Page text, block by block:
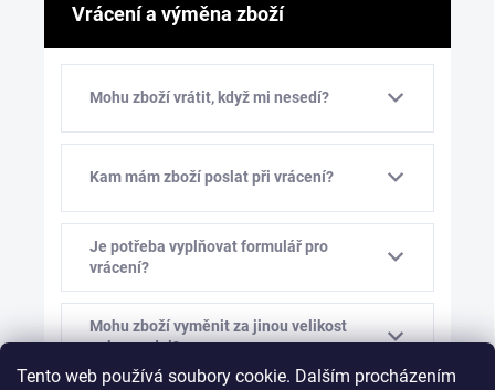
Tento web používá soubory cookie. Dalším procházením
Vrácení a výměna zboží
Mohu zboží vrátit, když mi nesedí?
Kam mám zboží poslat při vrácení?
Je potřeba vyplňovat formulář pro
vrácení?
Mohu zboží vyměnit za jinou velikost
nebo model?